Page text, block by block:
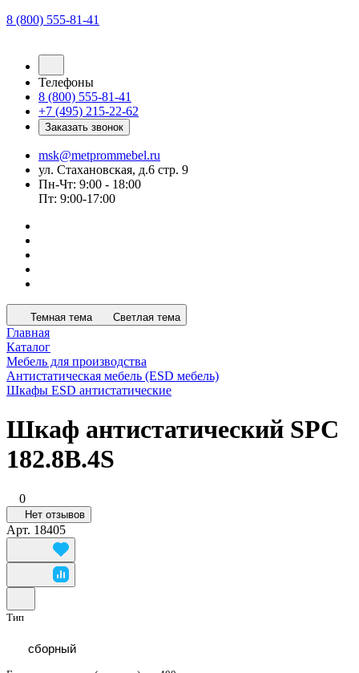
8 (800) 555-81-41
Телефоны
8 (800) 555-81-41
+7 (495) 215-22-62
Заказать звонок
msk@metprommebel.ru
ул. Стахановская, д.6 стр. 9
Пн-Чт: 9:00 - 18:00
Пт: 9:00-17:00
Темная тема Светлая тема
Главная
Каталог
Мебель для производства
Антистатическая мебель (ESD мебель)
Шкафы ESD антистатические
Шкаф антистатический SPC
182.8B.4S
0
Нет отзывов
Арт. 18405
Тип
сборный